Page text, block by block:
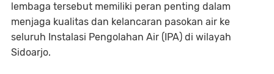
lembaga tersebut memiliki peran penting dalam
menjaga kualitas dan kelancaran pasokan air ke
seluruh Instalasi Pengolahan Air (IPA) di wilayah
Sidoarjo.